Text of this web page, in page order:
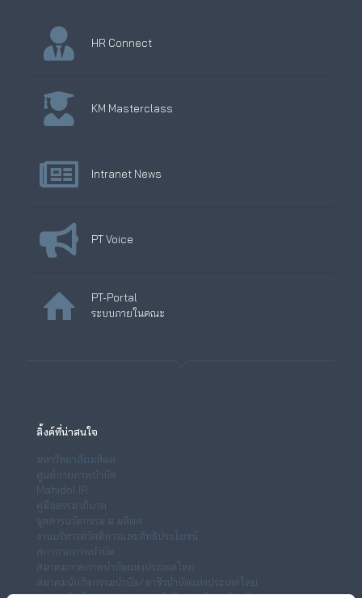
HR Connect
KM Masterclass
Intranet News
PT Voice
PT-Portal
ระบบภายในคณะ
ลิ้งค์ที่น่าสนใจ
มหาวิทยาลัยมหิดล
ศูนย์กายภาพบำบัด
Mahidol IR
คู่มือธรรมาภิบาล
จุลสารนวัตกรรม ม.มหิดล
งานบริหารสวัสดิการและสิทธิประโยชน์
สภากายภาพบำบัด
สมาคมกายภาพบำบัดแห่งประเทศไทย
สมาคมนักกิจกรรมบำบัด/อาชีวบำบัดแห่งประเทศไทย